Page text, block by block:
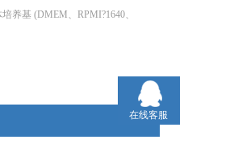
养基 (DMEM、RPMI?1640、
在线客服